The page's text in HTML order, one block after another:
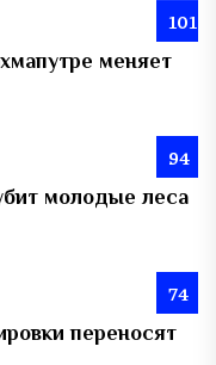
101
меняет
94
молодые леса
74
переносят